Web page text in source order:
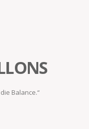
Balance.“